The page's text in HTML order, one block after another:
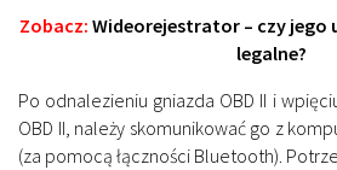
Zobacz: Wideorejestrator – czy jego
legalne?
Po odnalezieniu gniazda OBD II i
OBD II, należy skomunikować go z
(za pomocą łączności Bluetooth).